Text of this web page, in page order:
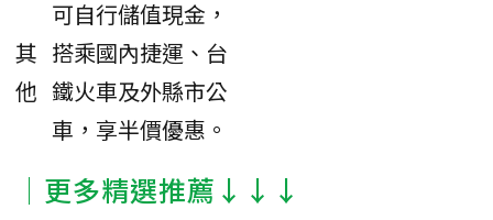
其
他
可自行儲值現金，
搭乘國內捷運、台
鐵火車及外縣市公
車，享半價優惠。
│更多精選推薦↓↓↓